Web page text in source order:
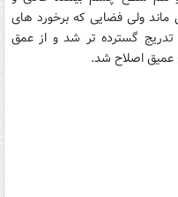
ولی فضایی که برخورد های
گسترده تر شد و از عمق